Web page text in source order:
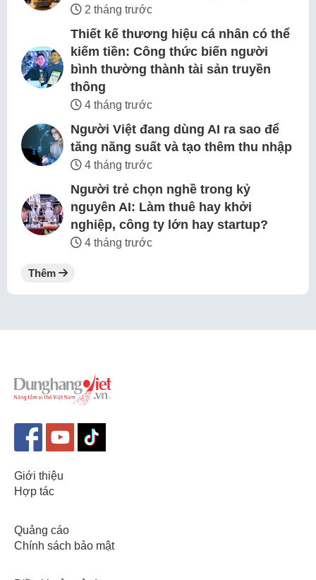
2 tháng trước
Thiết kế thương hiệu cá nhân có thể
kiếm tiền: Công thức biến người
bình thường thành tài sản truyền
thông
4 tháng trước
Người Việt đang dùng AI ra sao để
tăng năng suất và tạo thêm thu nhập
4 tháng trước
Người trẻ chọn nghề trong kỷ
nguyên AI: Làm thuê hay khởi
nghiệp, công ty lớn hay startup?
4 tháng trước
Thêm
Giới thiệu
Hợp tác
Quảng cáo
Chính sách bảo mật